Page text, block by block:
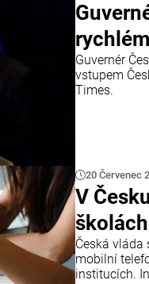
Guvernér
vstupem
Times.
20 Červenec
V
školách
Česká
mobilní
institucích.